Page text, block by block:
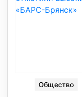
Общество